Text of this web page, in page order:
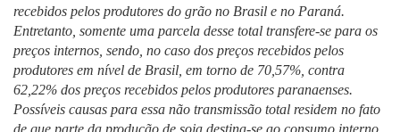
recebidos pelos produtores do grão no Brasil e no Paraná.
Entretanto, somente uma parcela desse total transfere-se para os
preços internos, sendo, no caso dos preços recebidos pelos
produtores em nível de Brasil, em torno de 70,57%, contra
62,22% dos preços recebidos pelos produtores paranaenses.
Possíveis causas para essa não transmissão total residem no fato
de que parte da produção de soja destina-se ao consumo interno,